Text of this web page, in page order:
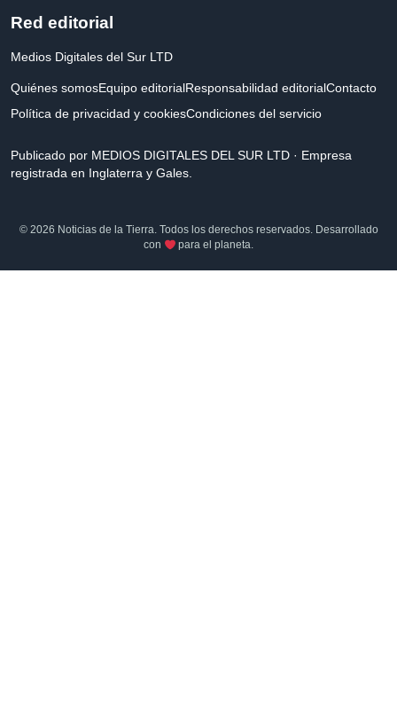
Red editorial
Medios Digitales del Sur LTD
Quiénes somosEquipo editorialResponsabilidad editorialContacto
Política de privacidad y cookiesCondiciones del servicio
Publicado por MEDIOS DIGITALES DEL SUR LTD · Empresa
registrada en Inglaterra y Gales.
© 2026 Noticias de la Tierra. Todos los derechos reservados. Desarrollado
con
para el planeta.